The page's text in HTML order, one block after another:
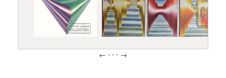
← ⋅ ⋅ ⋅ →